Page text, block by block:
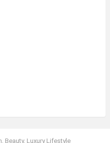
Beauty, Luxury Lifestyle